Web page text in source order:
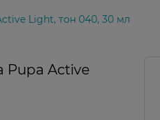
Light, тон 040, 30 мл
Pupa Active